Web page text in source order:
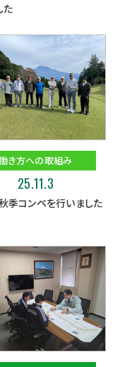
た
き方への取組み
25.11.3
季コンペを行いました